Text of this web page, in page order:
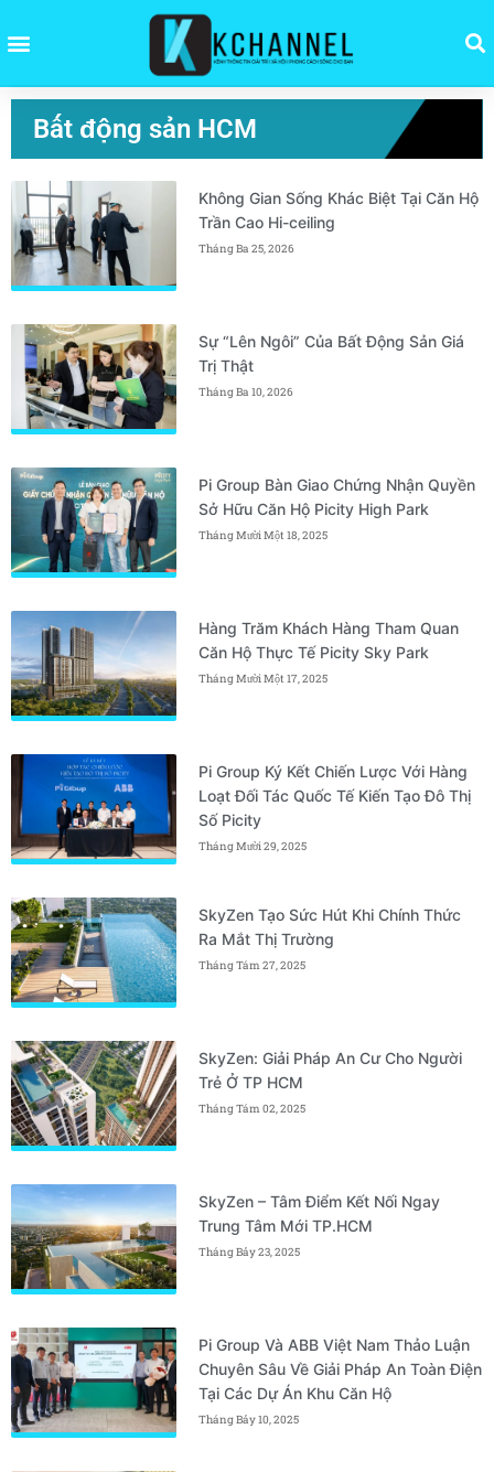
Bất động sản HCM
Không Gian Sống Khác Biệt Tại Căn Hộ
Trần Cao Hi-ceiling
Tháng Ba 25, 2026
Sự “Lên Ngôi” Của Bất Động Sản Giá
Trị Thật
Tháng Ba 10, 2026
Pi Group Bàn Giao Chứng Nhận Quyền
Sở Hữu Căn Hộ Picity High Park
Tháng Mười Một 18, 2025
Hàng Trăm Khách Hàng Tham Quan
Căn Hộ Thực Tế Picity Sky Park
Tháng Mười Một 17, 2025
Pi Group Ký Kết Chiến Lược Với Hàng
Loạt Đối Tác Quốc Tế Kiến Tạo Đô Thị
Số Picity
Tháng Mười 29, 2025
SkyZen Tạo Sức Hút Khi Chính Thức
Ra Mắt Thị Trường
Tháng Tám 27, 2025
SkyZen: Giải Pháp An Cư Cho Người
Trẻ Ở TP HCM
Tháng Tám 02, 2025
SkyZen – Tâm Điểm Kết Nối Ngay
Trung Tâm Mới TP.HCM
Tháng Bảy 23, 2025
Pi Group Và ABB Việt Nam Thảo Luận
Chuyên Sâu Về Giải Pháp An Toàn Điện
Tại Các Dự Án Khu Căn Hộ
Tháng Bảy 10, 2025